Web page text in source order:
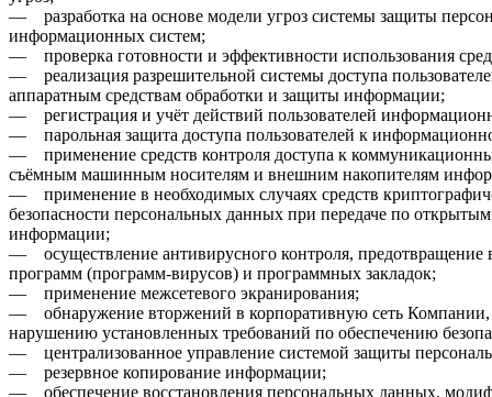
— разработка на основе модели угроз системы защиты
информационных систем;
— проверка готовности и эффективности использования
— реализация разрешительной системы доступа
аппаратным средствам обработки и защиты информации;
— регистрация и учёт действий пользователей
— парольная защита доступа пользователей к
— применение средств контроля доступа к
съёмным машинным носителям и внешним накопителям
— применение в необходимых случаях средств
безопасности персональных данных при передаче по
информации;
— осуществление антивирусного контроля, предотвращение
программ (программ-вирусов) и программных закладок;
— применение межсетевого экранирования;
— обнаружение вторжений в корпоративную сеть
нарушению установленных требований по обеспечению
— централизованное управление системой защиты
— резервное копирование информации;
— обеспечение восстановления персональных данных,